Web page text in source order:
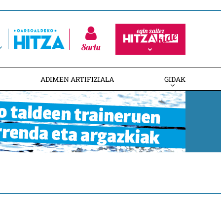
Sartu
ADIMEN ARTIFIZIALA GIDAK